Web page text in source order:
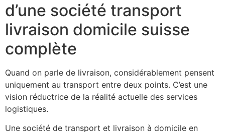
d’une société transport
livraison domicile suisse
complète
Quand on parle de livraison, considérablement pensent
uniquement au transport entre deux points. C’est une
vision réductrice de la réalité actuelle des services
logistiques.
Une société de transport et livraison à domicile en